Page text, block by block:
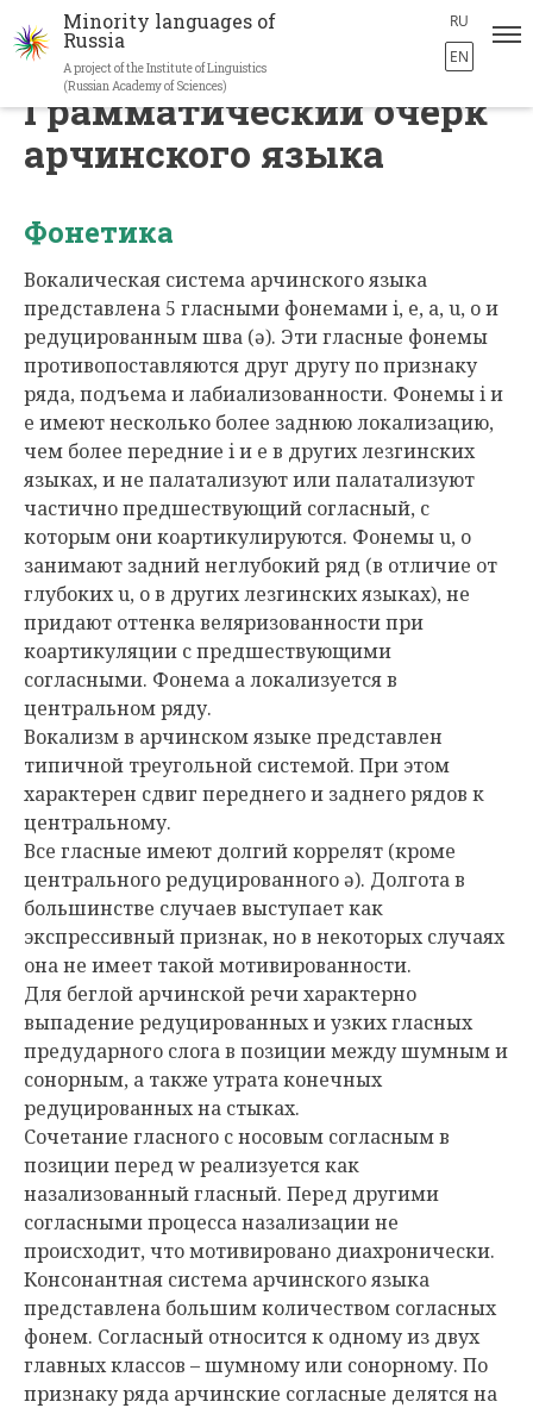
main
content
Minority languages of
Russia
A project of the Institute of Linguistics
(Russian Academy of Sciences)
RU
EN
Грамматический очерк
арчинского языка
Фонетика
Вокалическая система арчинского языка
представлена 5 гласными фонемами i, e, a, u, o и
редуцированным шва (ə). Эти гласные фонемы
противопоставляются друг другу по признаку
ряда, подъема и лабиализованности. Фонемы i и
e имеют несколько более заднюю локализацию,
чем более передние i и e в других лезгинских
языках, и не палатализуют или палатализуют
частично предшествующий согласный, с
которым они коартикулируются. Фонемы u, o
занимают задний неглубокий ряд (в отличие от
глубоких u, o в других лезгинских языках), не
придают оттенка веляризованности при
коартикуляции с предшествующими
согласными. Фонема a локализуется в
центральном ряду.
Вокализм в арчинском языке представлен
типичной треугольной системой. При этом
характерен сдвиг переднего и заднего рядов к
центральному.
Все гласные имеют долгий коррелят (кроме
центрального редуцированного ə). Долгота в
большинстве случаев выступает как
экспрессивный признак, но в некоторых случаях
она не имеет такой мотивированности.
Для беглой арчинской речи характерно
выпадение редуцированных и узких гласных
предударного слога в позиции между шумным и
сонорным, а также утрата конечных
редуцированных на стыках.
Сочетание гласного с носовым согласным в
позиции перед w реализуется как
назализованный гласный. Перед другими
согласными процесса назализации не
происходит, что мотивировано диахронически.
Консонантная система арчинского языка
представлена большим количеством согласных
фонем. Согласный относится к одному из двух
главных классов – шумному или сонорному. По
признаку ряда арчинские согласные делятся на